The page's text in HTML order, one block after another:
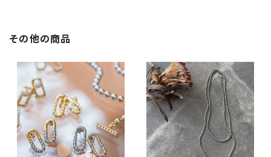
その他の商品